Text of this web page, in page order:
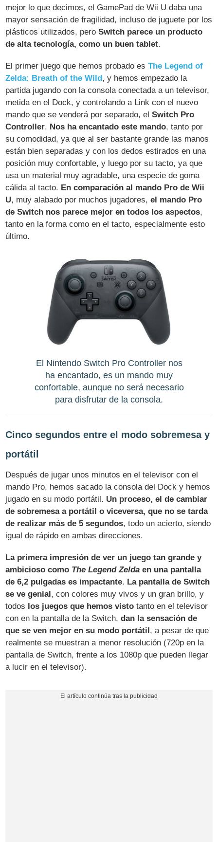
mejor lo que decimos, el GamePad de Wii U daba una
mayor sensación de fragilidad, incluso de juguete por los
plásticos utilizados, peroSwitch parece un producto
de alta tecnología, como un buen tablet.
El primer juego que hemos probado esThe Legend of
Zelda: Breath of the Wild , y hemos empezado la
partida jugando con la consola conectada a un televisor,
metida en el Dock, y controlando a Link con el nuevo
mando que se venderá por separado, elSwitch Pro
Controller. Nos ha encantado este mando, tanto por
su comodidad, ya que al ser bastante grande las manos
están bien separadas y con los dedos estirados en una
posición muy confortable, y luego por su tacto, ya que
usa un material muy agradable, una especie de goma
cálida al tacto. En comparación al mando Pro de Wii
U, muy alabado por muchos jugadores,el mando Pro
de Switch nos parece mejor en todos los aspectos,
tanto en la forma como en el tacto, especialmente esto
último.
El Nintendo Switch Pro Controller nos
ha encantado, es un mando muy
confortable, aunque no será necesario
para disfrutar de la consola.
Cinco segundos entre el modo sobremesa y
portátil
Después de jugar unos minutos en el televisor con el
mando Pro, hemos sacado la consola del Dock y hemos
jugado en su modo portátil. Un proceso, el de cambiar
de sobremesa a portátil o viceversa, que no se tarda
de realizar más de 5 segundos, todo un acierto, siendo
igual de rápido en ambas direcciones.
La primera impresión de ver un juego tan grande y
ambicioso como The Legend Zelda en una pantalla
de 6,2 pulgadas es impactante. La pantalla de Switch
se ve genial, con colores muy vivos y un gran brillo, y
todos los juegos que hemos visto tanto en el televisor
con en la pantalla de la Switch,dan la sensación de
que se ven mejor en su modo portátil, a pesar de que
realmente se muestran a menor resolución (720p en la
pantalla de Switch, frente a los 1080p que pueden llegar
a lucir en el televisor).